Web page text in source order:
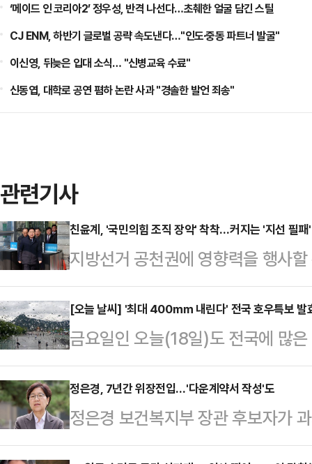
‘메이드 인 코리아2’ 정우성, 반격 나선다…초췌한 얼굴 담긴 스틸
CJ ENM, 하반기 글로벌 공략 속도낸다…"인도·중동 파트너 발굴"
이신영, 뒤늦은 입대 소식… "신병교육 수료"
신동엽, 대학로 공연 폄하 논란 사과 "경솔한 발언 죄송"
관련기사
친윤계, '국민의힘 조직 장악' 착착…커지는 '지선 필
지방선거 공천권에 영향력을 행사
친윤계로 분류되는 의원들이 대거
는 목소리가 나온다. 친윤계가 지선
'도로친윤당' 이미지를 줄 수 있어
나 완전 당원 공천제 등 공천 제도
차단해야 한다는 의견을 내고 있다
지 16개 지역의 시도당위원장 선출
는 이번 시도…
[오늘 날씨] '최대 400㎜ 내린다' 전국 호우특보 발
금요일인 오늘(18일)도 전국에 많
하고 많은 비가 내릴 예정이라 주의
지역에 돌풍과 천둥번개를 동반한
다. 남부지방과 제주도의 경우 19
총 예상 강수량은 ▲서울·인천·
정은경, 7년간 위장전입…'다운계약서 작성'도
정은경 보건복지부 장관 후보자가
됐다. 또 정 후보자의 남편은 한 아